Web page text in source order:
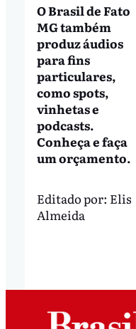
O Brasil de Fato
MG também
produz áudios
para fins
particulares,
como spots,
vinhetas e
podcasts.
Conheça e faça
um orçamento.
Editado por: Elis
Almeida